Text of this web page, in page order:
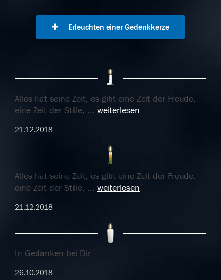
Erleuchten einer Gedenkkerze
Alles hat seine Zeit, es gibt eine Zeit der Freude,
eine Zeit der Stille, ... weiterlesen
21.12.2018
Alles hat seine Zeit, es gibt eine Zeit der Freude,
eine Zeit der Stille, ... weiterlesen
21.12.2018
In Gedanken bei Dir
26.10.2018